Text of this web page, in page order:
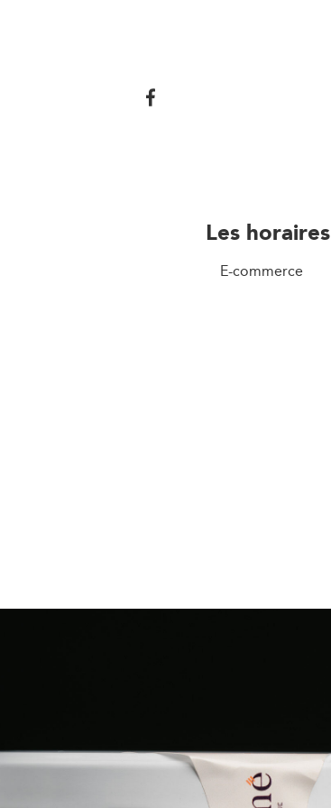
Les horaires
E-commerce